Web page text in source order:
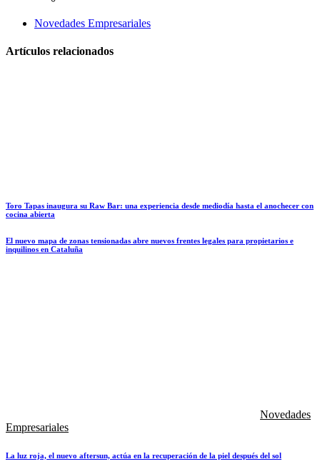
Novedades Empresariales
Artículos relacionados
Toro Tapas inaugura su Raw Bar: una experiencia desde mediodía hasta el anochecer con
cocina abierta
El nuevo mapa de zonas tensionadas abre nuevos frentes legales para propietarios e
inquilinos en Cataluña
Novedades
Empresariales
La luz roja, el nuevo aftersun, actúa en la recuperación de la piel después del sol